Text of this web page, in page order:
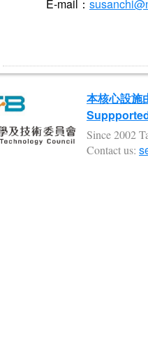
E-mail：
本核心設施
Since 2002
Contact us: